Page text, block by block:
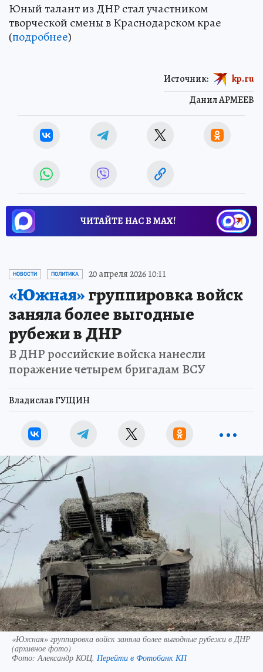
Юный талант из ДНР стал участником
творческой смены в Краснодарском крае
(подробнее)
Данил АРМЕЕВ
Источник: kp.ru
ЧИТАЙТЕ НАС В МАХ!
НОВОСТИ ПОЛИТИКА 20 апреля 2026 10:11
«Южная»группировка войск
заняла более выгодные
рубежи в ДНР
В ДНР российские войска нанесли
поражение четырем бригадам ВСУ
Владислав ГУЩИН
«Южная» группировка войск заняла более выгодные рубежи в ДНР
(архивное фото)
Фото:Александр КОЦ. Перейти в Фотобанк КП